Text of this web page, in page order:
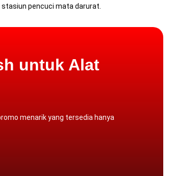
pencuci mata darurat.
untuk Alat
menarik yang tersedia hanya